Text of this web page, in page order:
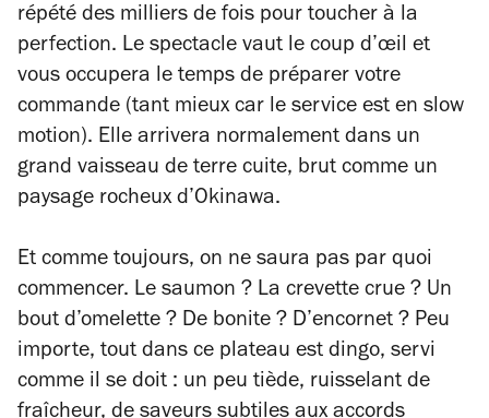
répété des milliers de fois pour toucher à la
perfection. Le spectacle vaut le coup d’œil et
vous occupera le temps de préparer votre
commande (tant mieux car le service est en slow
motion). Elle arrivera normalement dans un
grand vaisseau de terre cuite, brut comme un
paysage rocheux d’Okinawa.
Et comme toujours, on ne saura pas par quoi
commencer. Le saumon ? La crevette crue ? Un
bout d’omelette ? De bonite ? D’encornet ? Peu
importe, tout dans ce plateau est dingo, servi
comme il se doit : un peu tiède, ruisselant de